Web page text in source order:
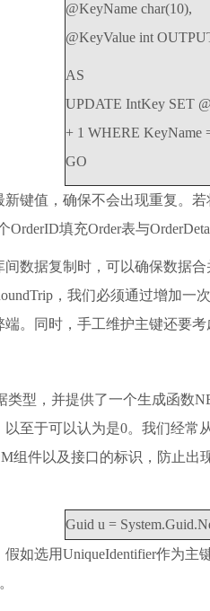
@KeyName char(10),
@KeyValue int
AS
UPDATE IntKey SET
+ 1 WHERE KeyName
GO
键值，确保不会出现重复。
填充Order表与
数据复制时，可以确保数据
，我们必须通过增加
。同时，手工维护主键还要
类型，并提供了一个生成函数
至于可以认为是0。我们经常
组件以及接口的标识，防止
Guid u =
假如选用UniqueIdentifier作为